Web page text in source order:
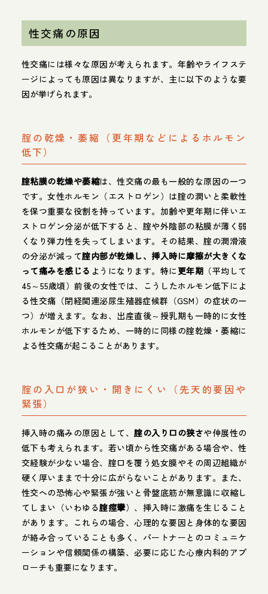
性交痛の原因
性交痛には様々な原因が考えられます。年齢やライフステ
ージによっても原因は異なりますが、主に以下のような要
因が挙げられます。
腟の乾燥・萎縮（更年期などによるホルモン
低下）
腟粘膜の乾燥や萎縮は、性交痛の最も一般的な原因の一つ
です。女性ホルモン（エストロゲン）は腟の潤いと柔軟性
を保つ重要な役割を持っています。加齢や更年期に伴いエ
ストロゲン分泌が低下すると、腟や外陰部の粘膜が薄く弱
くなり弾力性を失ってしまいます。その結果、腟の潤滑液
の分泌が減って腟内部が乾燥し、挿入時に摩擦が大きくな
って痛みを感じる ようになります。特に更年期 （平均して
45～55歳頃）前後の女性では、こうしたホルモン低下によ
る性交痛（閉経関連泌尿生殖器症候群（GSM）の症状の一
つ）が増えます。なお、出産直後～授乳期も一時的に女性
ホルモンが低下するため、一時的に同様の腟乾燥・萎縮に
よる性交痛が起こることがあります。
腟の入口が狭い・開きにくい（先天的要因や
緊張）
挿入時の痛みの原因として、腟の入り口の狭さや伸展性の
低下も考えられます。若い頃から性交痛がある場合や、性
交経験が少ない場合、腟口を覆う処女膜やその周辺組織が
硬く厚いままで十分に広がらないことがあります。また、
性交への恐怖心や緊張が強いと骨盤底筋が無意識に収縮し
てしまい（いわゆる腟痙攣）、挿入時に激痛を生じること
があります。これらの場合、心理的な要因と身体的な要因
が絡み合っていることも多く、パートナーとのコミュニケ
ーションや信頼関係の構築、必要に応じた心療内科的アプ
ローチも重要になります。